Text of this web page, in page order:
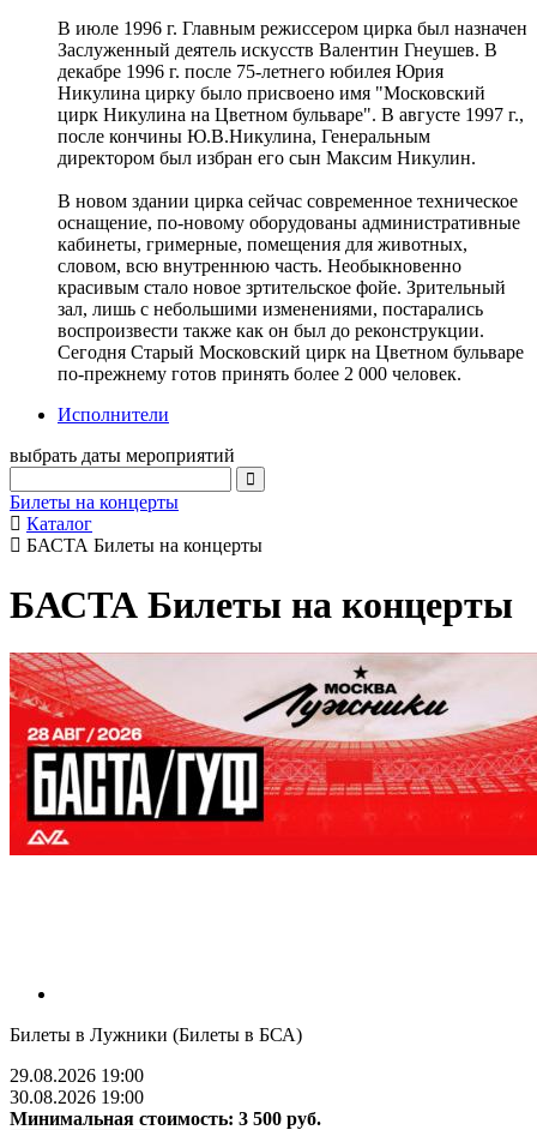
В июле 1996 г. Главным режиссером цирка был назначен
Заслуженный деятель искусств Валентин Гнеушев. В
декабре 1996 г. после 75-летнего юбилея Юрия
Никулина цирку было присвоено имя "Московский
цирк Никулина на Цветном бульваре". В августе 1997 г.,
после кончины Ю.В.Никулина, Генеральным
директором был избран его сын Максим Никулин.
В новом здании цирка сейчас современное техническое
оснащение, по-новому оборудованы административные
кабинеты, гримерные, помещения для животных,
словом, всю внутреннюю часть. Необыкновенно
красивым стало новое зртительское фойе. Зрительный
зал, лишь с небольшими изменениями, постарались
воспроизвести также как он был до реконструкции.
Сегодня Старый Московский цирк на Цветном бульваре
по-прежнему готов принять более 2 000 человек.
Исполнители
выбрать даты мероприятий
Билеты на концерты
Каталог
БАСТА Билеты на концерты
БАСТА Билеты на концерты
Билеты в Лужники (Билеты в БСА)
29.08.2026 19:00
30.08.2026 19:00
Минимальная стоимость: 3 500 руб.